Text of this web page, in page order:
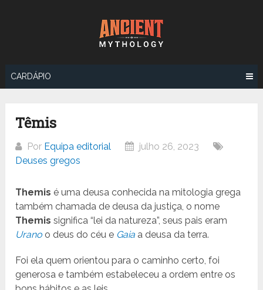
CARDÁPIO
Têmis
Por Equipa editorial
julho 26, 2023
Deuses gregos
Themis é uma deusa conhecida na mitologia grega
também chamada de deusa da justiça, o nome
Themis significa “lei da natureza”, seus pais eram
Urano o deus do céu e Gaia a deusa da terra.
Foi ela quem orientou para o caminho certo, foi
generosa e também estabeleceu a ordem entre os